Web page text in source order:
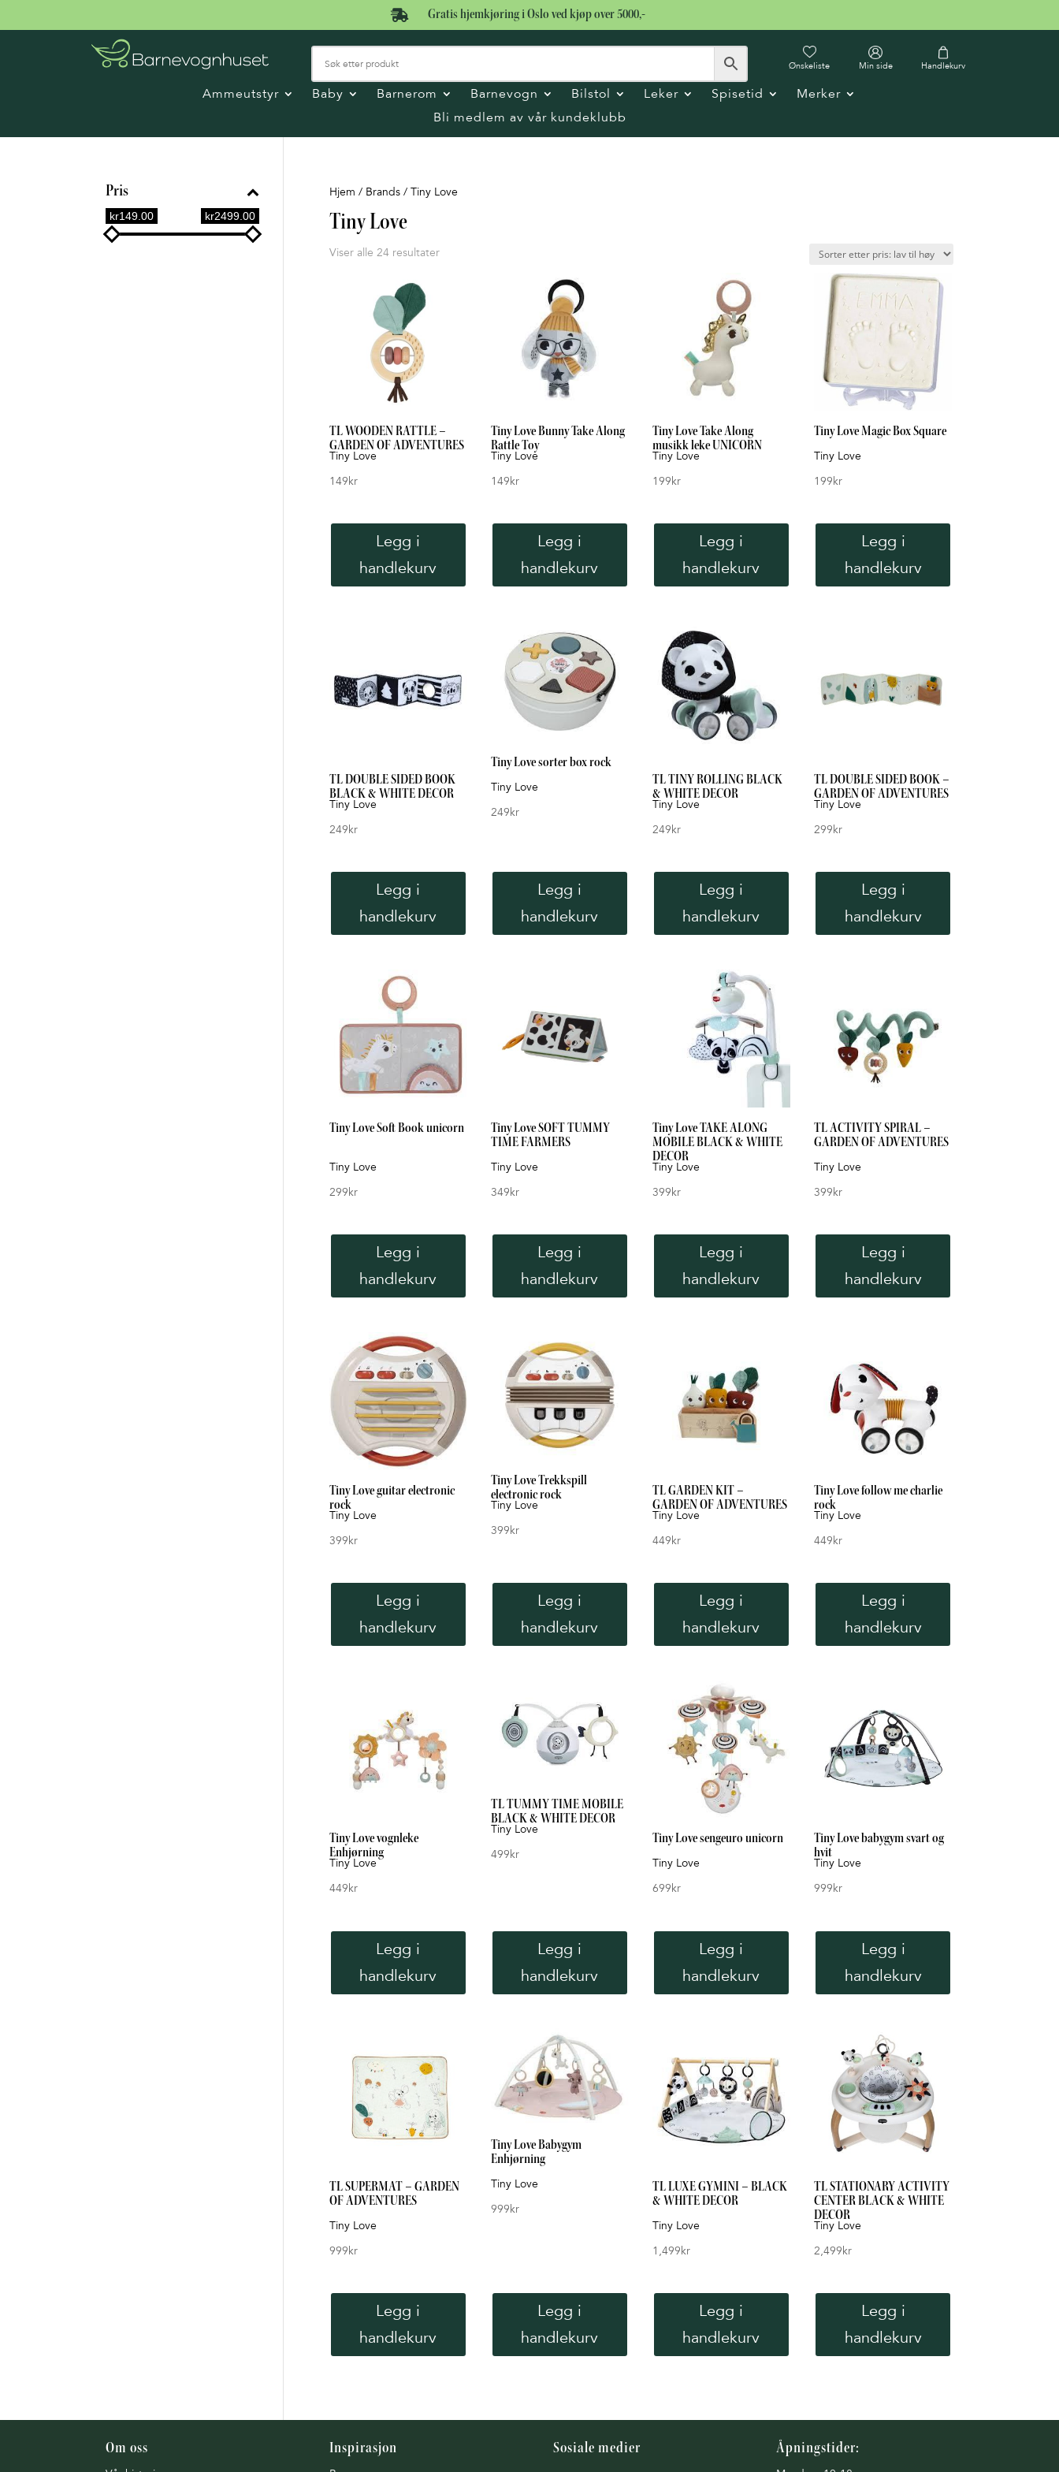
 Gratis hjemkjøring i Oslo ved kjøp over 5000,-
Ønskeliste Min side Handlekurv
Ammeutstyr Baby Barnerom Barnevogn Bilstol Leker Spisetid
Merker
Bli medlem av vår kundeklubb
Hjem / Brands / Tiny Love
Tiny Love
Viser alle 24 resultaterSortert
TL WOODEN RATTLE –
GARDEN OF ADVENTURES
Tiny Love
149kr
Legg i
handlekurv
Tiny Love Bunny Take Along
Rattle Toy
Tiny Love
149kr
Legg i
handlekurv
Tiny Love Take Along
musikk leke UNICORN
Tiny Love
199kr
Legg i
handlekurv
Tiny Love Magic Box Square
Tiny Love
199kr
Legg i
handlekurv
TL DOUBLE SIDED BOOK
BLACK & WHITE DECOR
Tiny Love
249kr
Legg i
handlekurv
Tiny Love sorter box rock
Tiny Love
249kr
Legg i
handlekurv
TL TINY ROLLING BLACK
& WHITE DECOR
Tiny Love
249kr
Legg i
handlekurv
TL DOUBLE SIDED BOOK –
GARDEN OF ADVENTURES
Tiny Love
299kr
Legg i
handlekurv
Tiny Love Soft Book unicorn
Tiny Love
299kr
Legg i
handlekurv
Tiny Love SOFT TUMMY
TIME FARMERS
Tiny Love
349kr
Legg i
handlekurv
Tiny Love TAKE ALONG
MOBILE BLACK & WHITE
DECOR
Tiny Love
399kr
Legg i
handlekurv
TL ACTIVITY SPIRAL –
GARDEN OF ADVENTURES
Tiny Love
399kr
Legg i
handlekurv
Tiny Love guitar electronic
rock
Tiny Love
399kr
Legg i
handlekurv
Tiny Love Trekkspill
electronic rock
Tiny Love
399kr
Legg i
handlekurv
TL GARDEN KIT –
GARDEN OF ADVENTURES
Tiny Love
449kr
Legg i
handlekurv
Tiny Love follow me charlie
rock
Tiny Love
449kr
Legg i
handlekurv
Tiny Love vognleke
Enhjørning
Tiny Love
449kr
Legg i
handlekurv
TL TUMMY TIME MOBILE
BLACK & WHITE DECOR
Tiny Love
499kr
Legg i
handlekurv
Tiny Love sengeuro unicorn
Tiny Love
699kr
Legg i
handlekurv
Tiny Love babygym svart og
hvit
Tiny Love
999kr
Legg i
handlekurv
TL SUPERMAT – GARDEN
OF ADVENTURES
Tiny Love
999kr
Legg i
handlekurv
Tiny Love Babygym
Enhjørning
Tiny Love
999kr
Legg i
handlekurv
TL LUXE GYMINI – BLACK
& WHITE DECOR
Tiny Love
1,499kr
Legg i
handlekurv
TL STATIONARY ACTIVITY
CENTER BLACK & WHITE
DECOR
Tiny Love
2,499kr
Legg i
handlekurv
Pris
kr149.00 kr2499.00
Om oss Inspirasjon Sosiale medier Åpningstider: